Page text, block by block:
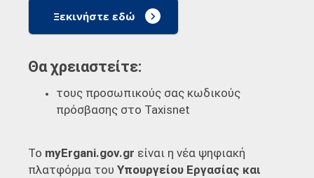
Ξεκινήστε εδώ
Θα χρειαστείτε:
τους προσωπικούς σας κωδικούς
πρόσβασης στο Taxisnet
Το myErgani.gov.gr είναι η νέα ψηφιακή
πλατφόρμα του Υπουργείου Εργασίας και